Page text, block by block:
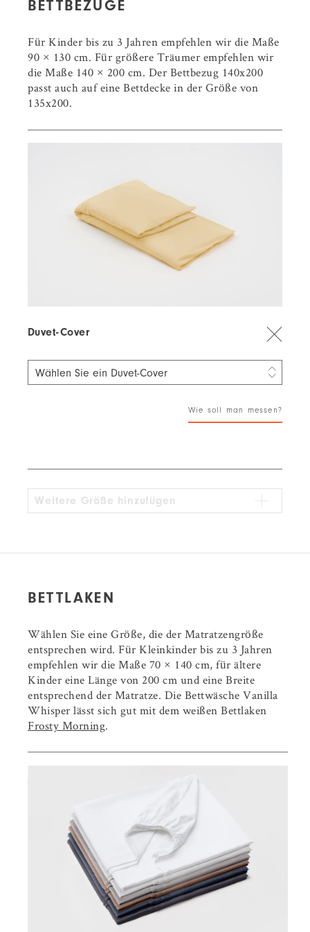
50 × 70 cm oxford 28,53 €
80 × 80 cmclassic 29,51 €
80 × 80 cm
70 × 90 cmclassic 28,53 €
BETTBEZÜGE
Für Kinder bis zu 3 Jahren empfehlen wir die Maße
90 × 130 cm. Für größere Träumer empfehlen wir
die Maße 140 × 200 cm. Der Bettbezug 140x200
passt auch auf eine Bettdecke in der Größe von
135x200.
Duvet-Cover
Wählen Sie ein Duvet-Cover
68,86 €
Wie soll man messen?
Weitere Größe hinzufügen
BETTLAKEN
Wählen Sie eine Größe, die der Matratzengröße
entsprechen wird. Für Kleinkinder bis zu 3 Jahren
empfehlen wir die Maße 70 × 140 cm, für ältere
Kinder eine Länge von 200 cm und eine Breite
entsprechend der Matratze. Die Bettwäsche Vanilla
Whisper lässt sich gut mit dem weißen Bettlaken
Frosty Morning.